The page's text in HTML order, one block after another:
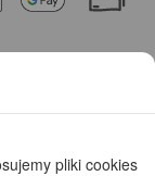
pliki cookies